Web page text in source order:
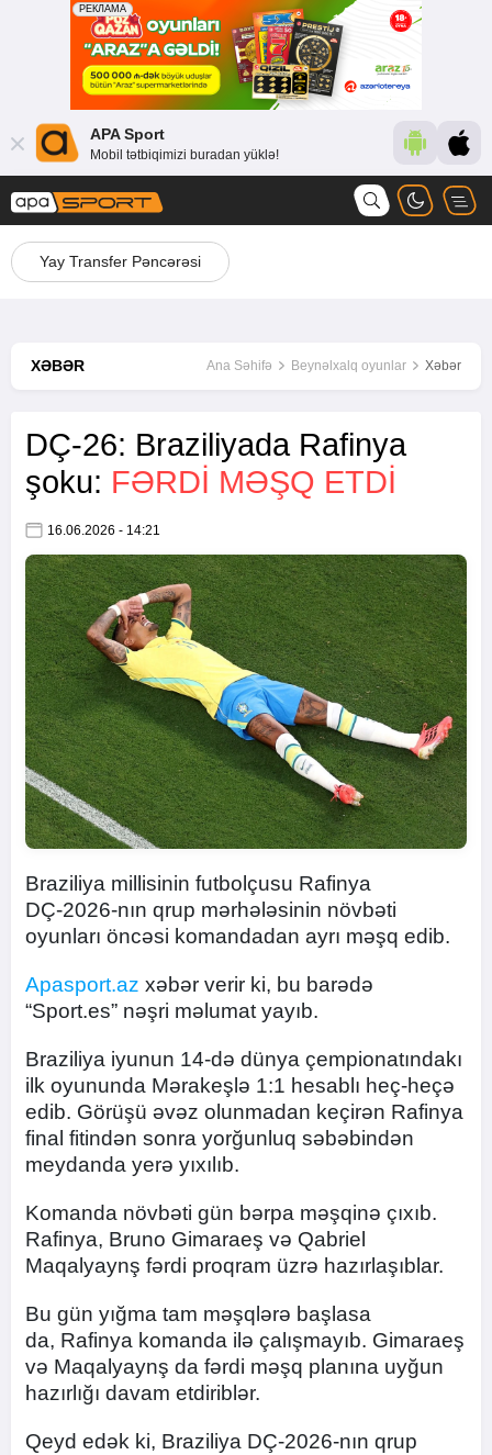
APA Sport
Mobil tətbiqimizi buradan yüklə!
Yay Transfer Pəncərəsi
XƏBƏR Ana Səhifə Beynəlxalq oyunlar Xəbər
DÇ-26: Braziliyada Rafinya
şoku: FƏRDİ MƏŞQ ETDİ
16.06.2026 - 14:21
Braziliya millisinin futbolçusu Rafinya
DÇ-2026-nın qrup mərhələsinin növbəti
oyunları öncəsi komandadan ayrı məşq edib.
Apasport.az xəbər verir ki, bu barədə
“Sport.es” nəşri məlumat yayıb.
Braziliya iyunun 14-də dünya çempionatındakı
ilk oyununda Mərakeşlə 1:1 hesablı heç-heçə
edib. Görüşü əvəz olunmadan keçirən Rafinya
final fitindən sonra yorğunluq səbəbindən
meydanda yerə yıxılıb.
Komanda növbəti gün bərpa məşqinə çıxıb.
Rafinya, Bruno Gimaraeş və Qabriel
Maqalyaynş fərdi proqram üzrə hazırlaşıblar.
Bu gün yığma tam məşqlərə başlasa
da, Rafinya komanda ilə çalışmayıb. Gimaraeş
və Maqalyaynş da fərdi məşq planına uyğun
hazırlığı davam etdiriblər.
Qeyd edək ki, Braziliya DÇ-2026-nın qrup